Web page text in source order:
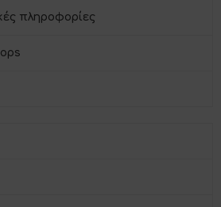
πληροφορίες